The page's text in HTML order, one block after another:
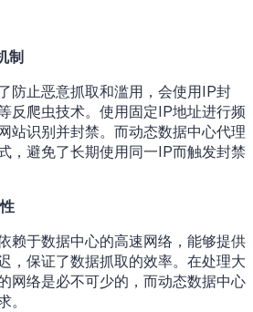
制
防止恶意抓取和滥用，会使用IP封
反爬虫技术。使用固定IP地址进行频
站识别并封禁。而动态数据中心代理
，避免了长期使用同一IP而触发封禁
赖于数据中心的高速网络，能够提供
，保证了数据抓取的效率。在处理大
网络是必不可少的，而动态数据中心
。